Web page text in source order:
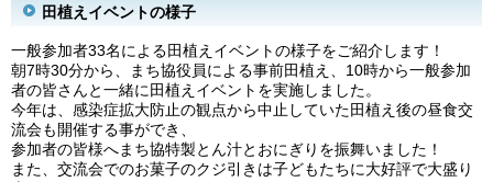
田植えイベントの様子
一般参加者33名による田植えイベントの様子をご紹介します！
朝7時30分から、まち協役員による事前田植え、10時から一般参加
者の皆さんと一緒に田植えイベントを実施しました。
今年は、感染症拡大防止の観点から中止していた田植え後の昼食交
流会も開催する事ができ、
参加者の皆様へまち協特製とん汁とおにぎりを振舞いました！
また、交流会でのお菓子のクジ引きは子どもたちに大好評で大盛り